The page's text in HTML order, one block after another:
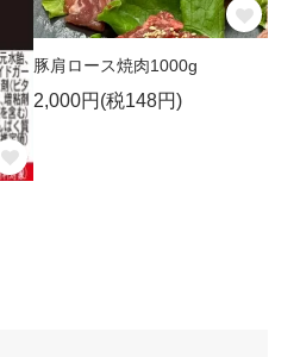
豚肩ロース焼肉1000g
2,000円(税148円)